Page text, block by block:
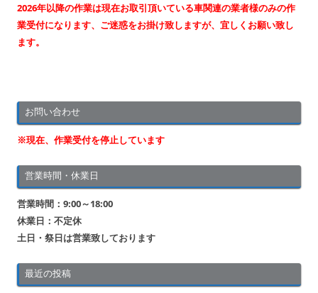
ョ
ン
2026年以降の作業は現在お取引頂いている車関連の業者様のみの作
業受付になります、ご迷惑をお掛け致しますが、宜しくお願い致し
ます。
お問い合わせ
※現在、作業受付を停止しています
営業時間・休業日
営業時間：9:00～18:00
休業日：不定休
土日・祭日は営業致しております
最近の投稿